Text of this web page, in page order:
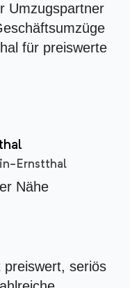
Umzugspartner
für preiswerte
Ernstthal
seriös